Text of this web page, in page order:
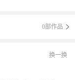
0部作品
换一换